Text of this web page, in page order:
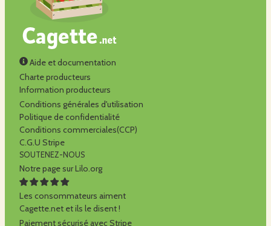
Aide et documentation
Charte producteurs
Information producteurs
Conditions générales d'utilisation
Politique de confidentialité
Conditions commerciales(CCP)
C.G.U Stripe
SOUTENEZ-NOUS
Notre page sur Lilo.org
Les consommateurs aiment
Cagette.net et ils le disent !
Paiement sécurisé avec Stripe